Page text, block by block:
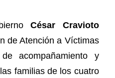
César Cravioto
de Atención a Víctimas
acompañamiento y
familias de los cuatro